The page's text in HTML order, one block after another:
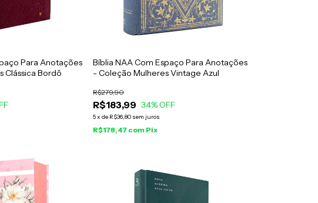
Para Anotações
Clássica Bordô
Bíblia NAA Com Espaço Para Anotações
- Coleção Mulheres Vintage Azul
R$183,99
R$279,90
34% OFF
5x de R$36,80 sem juros
R$178,47 com Pix